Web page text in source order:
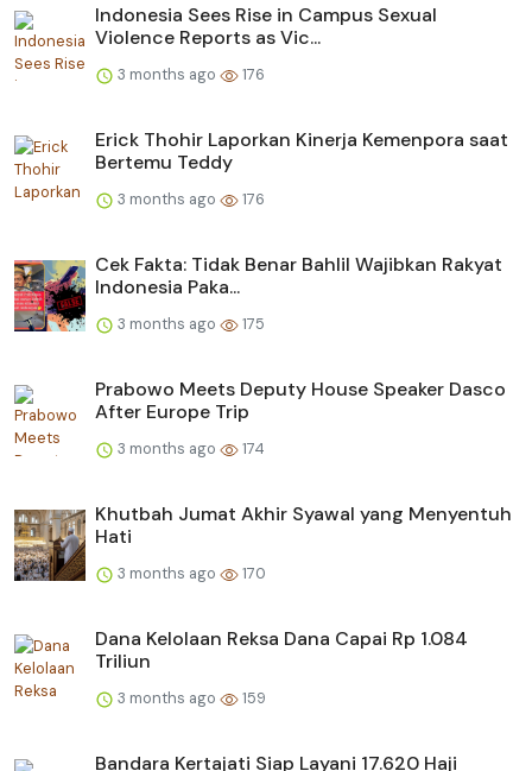
Indonesia Sees Rise in Campus Sexual
Violence Reports as Vic...
3 months ago 176
Erick Thohir Laporkan Kinerja Kemenpora saat
Bertemu Teddy
3 months ago 176
Cek Fakta: Tidak Benar Bahlil Wajibkan Rakyat
Indonesia Paka...
3 months ago 175
Prabowo Meets Deputy House Speaker Dasco
After Europe Trip
3 months ago 174
Khutbah Jumat Akhir Syawal yang Menyentuh
Hati
3 months ago 170
Dana Kelolaan Reksa Dana Capai Rp 1.084
Triliun
3 months ago 159
Bandara Kertajati Siap Layani 17.620 Haji